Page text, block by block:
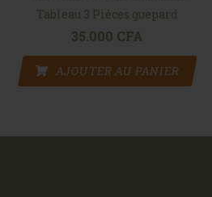
Tableau 3 Pièces guepard
35.000 CFA
AJOUTER AU PANIER